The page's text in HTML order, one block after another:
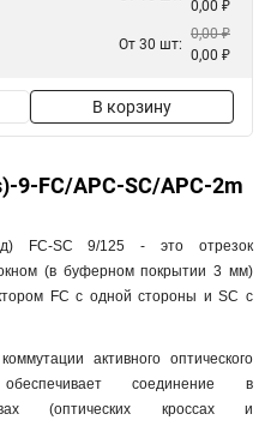
0,00 ₽
От 30 шт:
0,00 ₽
0,00 ₽
В корзину
9-FC/APC-SC/APC-2m
FC-SC 9/125 - это отрезок
(в буферном покрытии 3 мм)
FC с одной стороны и SC с
активного оптического
соединение в
(оптических кроссах и